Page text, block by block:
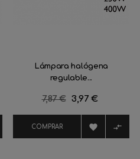
Lámpara halógena
regulable...
Precio
7,87 € Precio
3,97 €
COMPRAR  